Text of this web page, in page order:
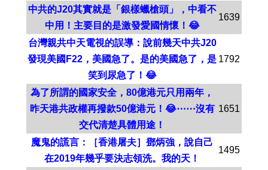
中共的J20其實就是「銀樣蠟槍頭」，中看不
中用！主要目的是激發愛國情懷！😂
1639
台灣親共中天電視的誤導：說前幾天中共J20
發現美國F22，美國急了。是的美國急了，是
笑到尿急了！😂
1792
為了所謂的國家安全，80億港元只用兩年，
昨天港共政權再撥款50億港元！😂⋯⋯沒有
交代清楚具體用途！
1651
魔鬼的謊言：［香港屠夫］鄧炳強，說自己
在2019年幾乎要決志領洗。我的天！
1495